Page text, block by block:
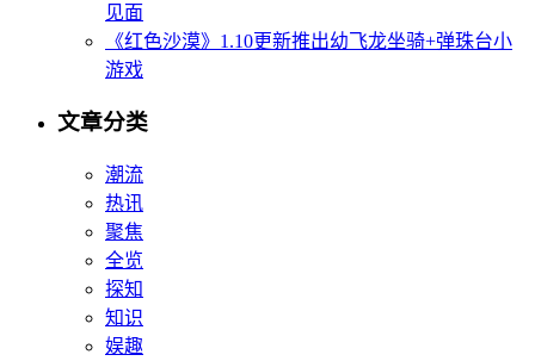
见面
《红色沙漠》1.10更新推出幼飞龙坐骑+弹珠台小
游戏
文章分类
潮流
热讯
聚焦
全览
探知
知识
娱趣